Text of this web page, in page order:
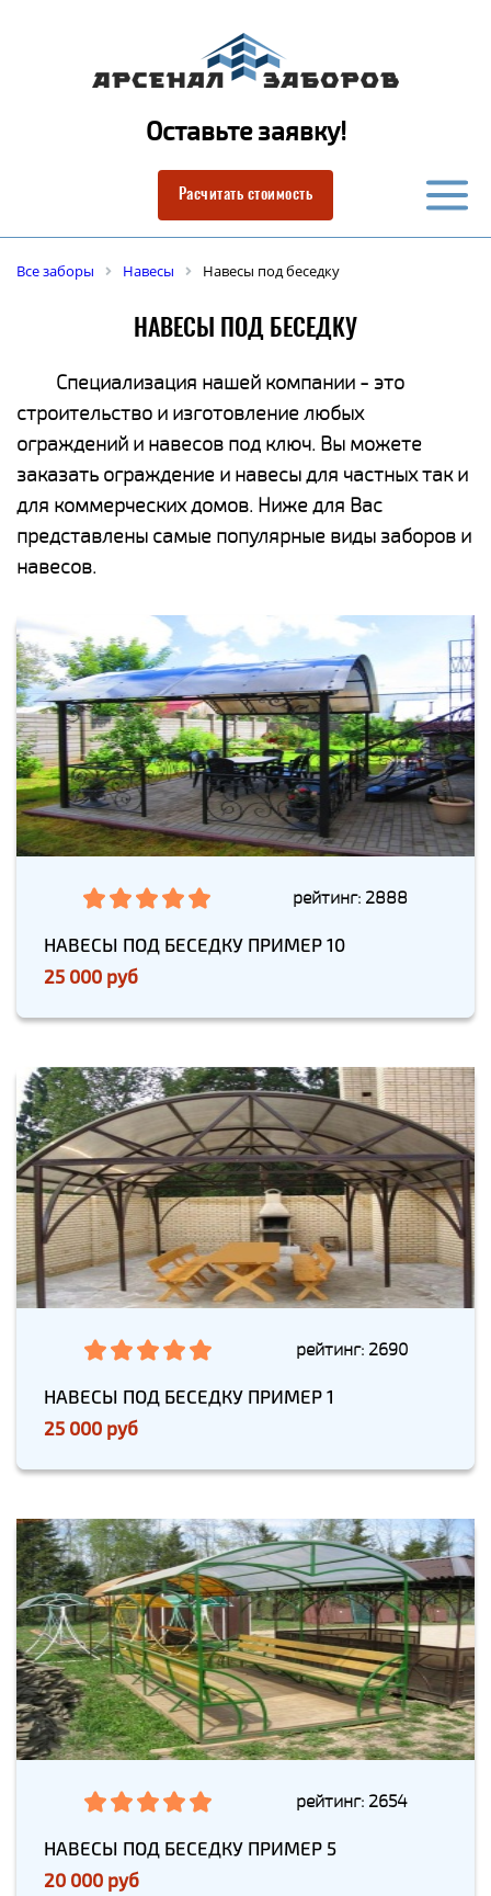
Оставьте заявку!
Расчитать стоимость
Все заборы Навесы Навесы под беседку
НАВЕСЫ ПОД БЕСЕДКУ
Специализация нашей компании - это
строительство и изготовление любых
ограждений и навесов под ключ. Вы можете
заказать ограждение и навесы для частных так и
для коммерческих домов. Ниже для Вас
представлены самые популярные виды заборов и
навесов.
рейтинг: 2888
НАВЕСЫ ПОД БЕСЕДКУ ПРИМЕР 10
25 000 руб
рейтинг: 2690
НАВЕСЫ ПОД БЕСЕДКУ ПРИМЕР 1
25 000 руб
рейтинг: 2654
НАВЕСЫ ПОД БЕСЕДКУ ПРИМЕР 5
20 000 руб